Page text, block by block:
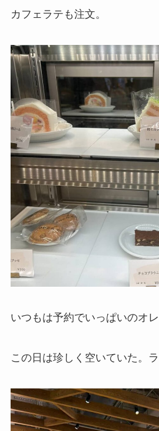
カフェラテも注文。
いつもは予約でいっぱいのオ
この日は珍しく空いていた。